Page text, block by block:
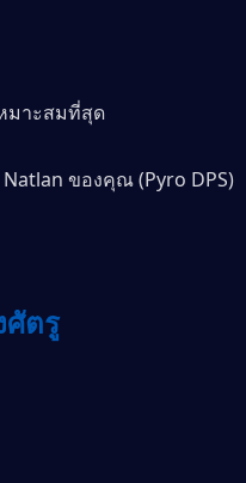
มาะสมที่สุด
ของคุณ (Pyro DPS)
ศัตรู